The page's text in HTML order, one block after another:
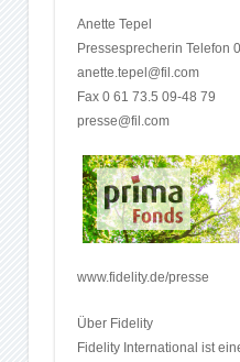
Anette Tepel
Pressesprecherin Telefon
anette.tepel@fil.com
Fax 0 61 73.5 09-48 79
presse@fil.com
www.fidelity.de/presse
Über Fidelity
Fidelity International ist